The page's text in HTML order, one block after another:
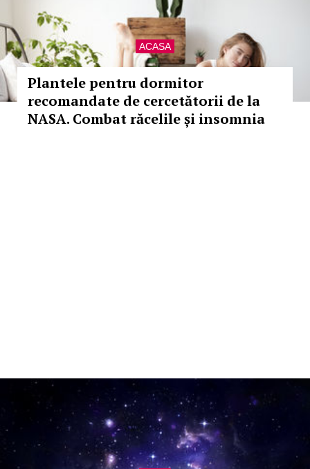
ACASA
Plantele pentru dormitor
recomandate de cercetătorii de la
NASA. Combat răcelile și insomnia